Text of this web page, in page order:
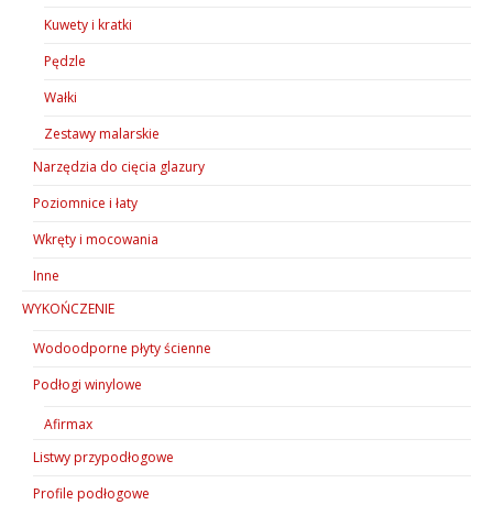
Kuwety i kratki
Pędzle
Wałki
Zestawy malarskie
Narzędzia do cięcia glazury
Poziomnice i łaty
Wkręty i mocowania
Inne
WYKOŃCZENIE
Wodoodporne płyty ścienne
Podłogi winylowe
Afirmax
Listwy przypodłogowe
Profile podłogowe